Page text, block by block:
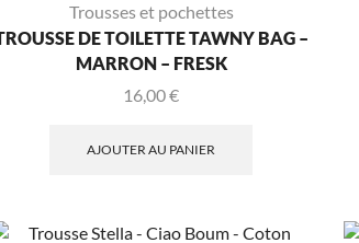
Trousses et pochettes
DE TOILETTE TAWNY BAG –
MARRON – FRESK
16,00€
AJOUTER AU PANIER